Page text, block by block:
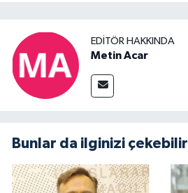
EDITÖR HAKKINDA
Metin Acar
Bunlar da ilginizi çekebilir